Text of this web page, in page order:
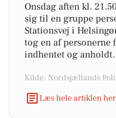
Onsdag aften kl.
sig til en gruppe
Stationsvej i
tog en af personerne
indhentet og anholdt.
Kilde: Nordsjællands
Læs hele artiklen her